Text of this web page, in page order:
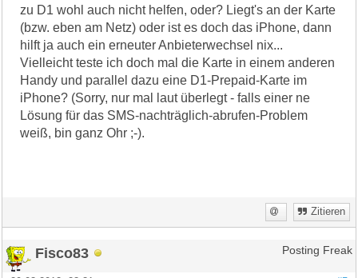
zu D1 wohl auch nicht helfen, oder? Liegt's an der Karte
(bzw. eben am Netz) oder ist es doch das iPhone, dann
hilft ja auch ein erneuter Anbieterwechsel nix...
Vielleicht teste ich doch mal die Karte in einem anderen
Handy und parallel dazu eine D1-Prepaid-Karte im
iPhone? (Sorry, nur mal laut überlegt - falls einer ne
Lösung für das SMS-nachträglich-abrufen-Problem
weiß, bin ganz Ohr ;-).
Zitieren
Fisco83 Posting Freak